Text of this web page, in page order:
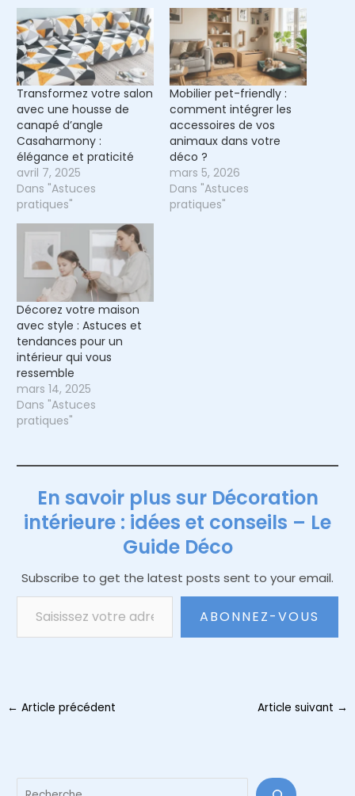
Transformez votre salon
avec une housse de
canapé d’angle
Casaharmony :
élégance et praticité
avril 7, 2025
Dans "Astuces
pratiques"
Mobilier pet-friendly :
comment intégrer les
accessoires de vos
animaux dans votre
déco ?
mars 5, 2026
Dans "Astuces
pratiques"
Décorez votre maison
avec style : Astuces et
tendances pour un
intérieur qui vous
ressemble
mars 14, 2025
Dans "Astuces
pratiques"
En savoir plus sur Décoration
intérieure : idées et conseils – Le
Guide Déco
Subscribe to get the latest posts sent to your email.
Saisissez votre adresse e-mail…
ABONNEZ-VOUS
Navigation
← Article précédent Article suivant →